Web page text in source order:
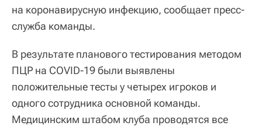
на коронавирусную инфекцию, сообщает пресс-
служба команды.
В результате планового тестирования методом
ПЦР на COVID-19 были выявлены
положительные тесты у четырех игроков и
одного сотрудника основной команды.
Медицинским штабом клуба проводятся все